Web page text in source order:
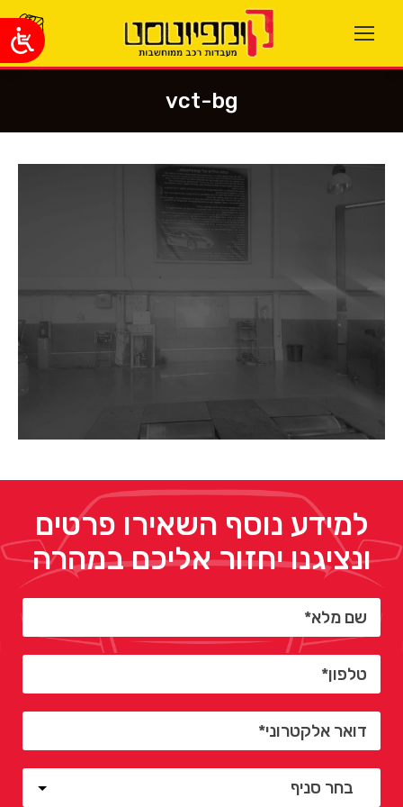
vct-bg
You are here:
למידע נוסף השאירו פרטים
ונציגנו יחזור אליכם במהרה